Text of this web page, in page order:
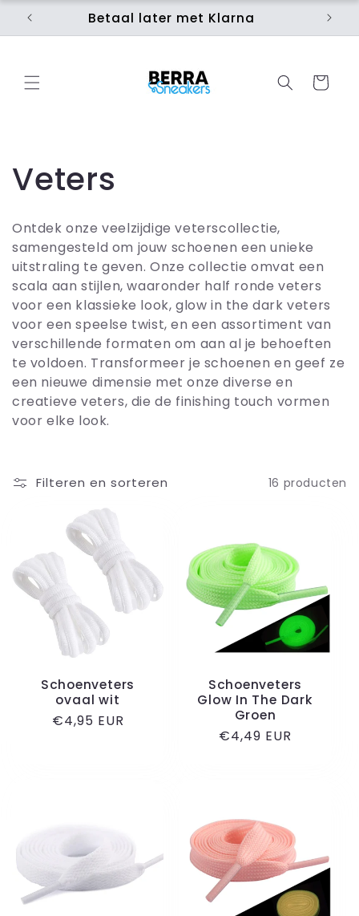
naar de
content
Betaal later met Klarna
Winkelwagen
C
o
l
l
e
c
t
e
Veters
Ontdek onze veelzijdige veterscollectie,
samengesteld om jouw schoenen een unieke
uitstraling te geven. Onze collectie omvat een
scala aan stijlen, waaronder half ronde veters
voor een klassieke look, glow in the dark veters
voor een speelse twist, en een assortiment van
verschillende formaten om aan al je behoeften
te voldoen. Transformeer je schoenen en geef ze
een nieuwe dimensie met onze diverse en
creatieve veters, die de finishing touch vormen
voor elke look.
Filteren en sorteren 16 producten
Schoenveters
ovaal wit
Normale
€4,95 EUR
Schoenveters
Glow In The Dark
Groen
Normale
€4,49 EUR